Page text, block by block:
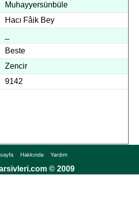
Muhayyersünbüle
Hacı Fâik Bey
Beste
Zencir
9142
Hakkında Yardım
© 2009